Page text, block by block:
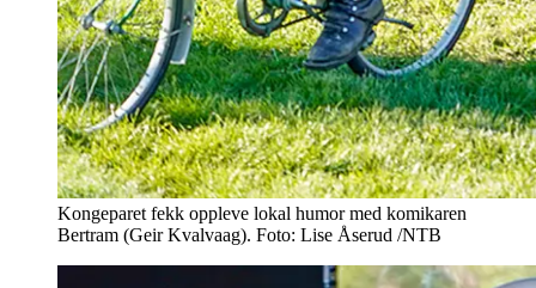
Kongeparet fekk oppleve lokal humor med komikaren
Bertram (Geir Kvalvaag). Foto: Lise Åserud /NTB